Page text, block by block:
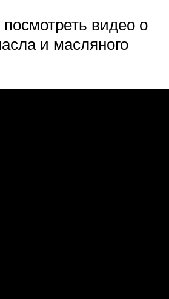
видео о
и масляного